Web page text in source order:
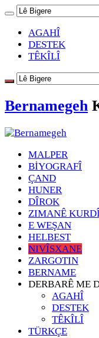
AGAHÎ
DESTEK
TÊKÎLÎ
Bernamegeh
MALPER
BİYOGRAFÎ
ÇAND
HUNER
DÎROK
ZIMANÊ KURDÎ
E WEŞAN
HELBEST
NIVÎSXANE
ZARGOTIN
BERNAME
DERBARÊ ME
AGAHÎ
DESTEK
TÊKÎLÎ
TÜRKÇE